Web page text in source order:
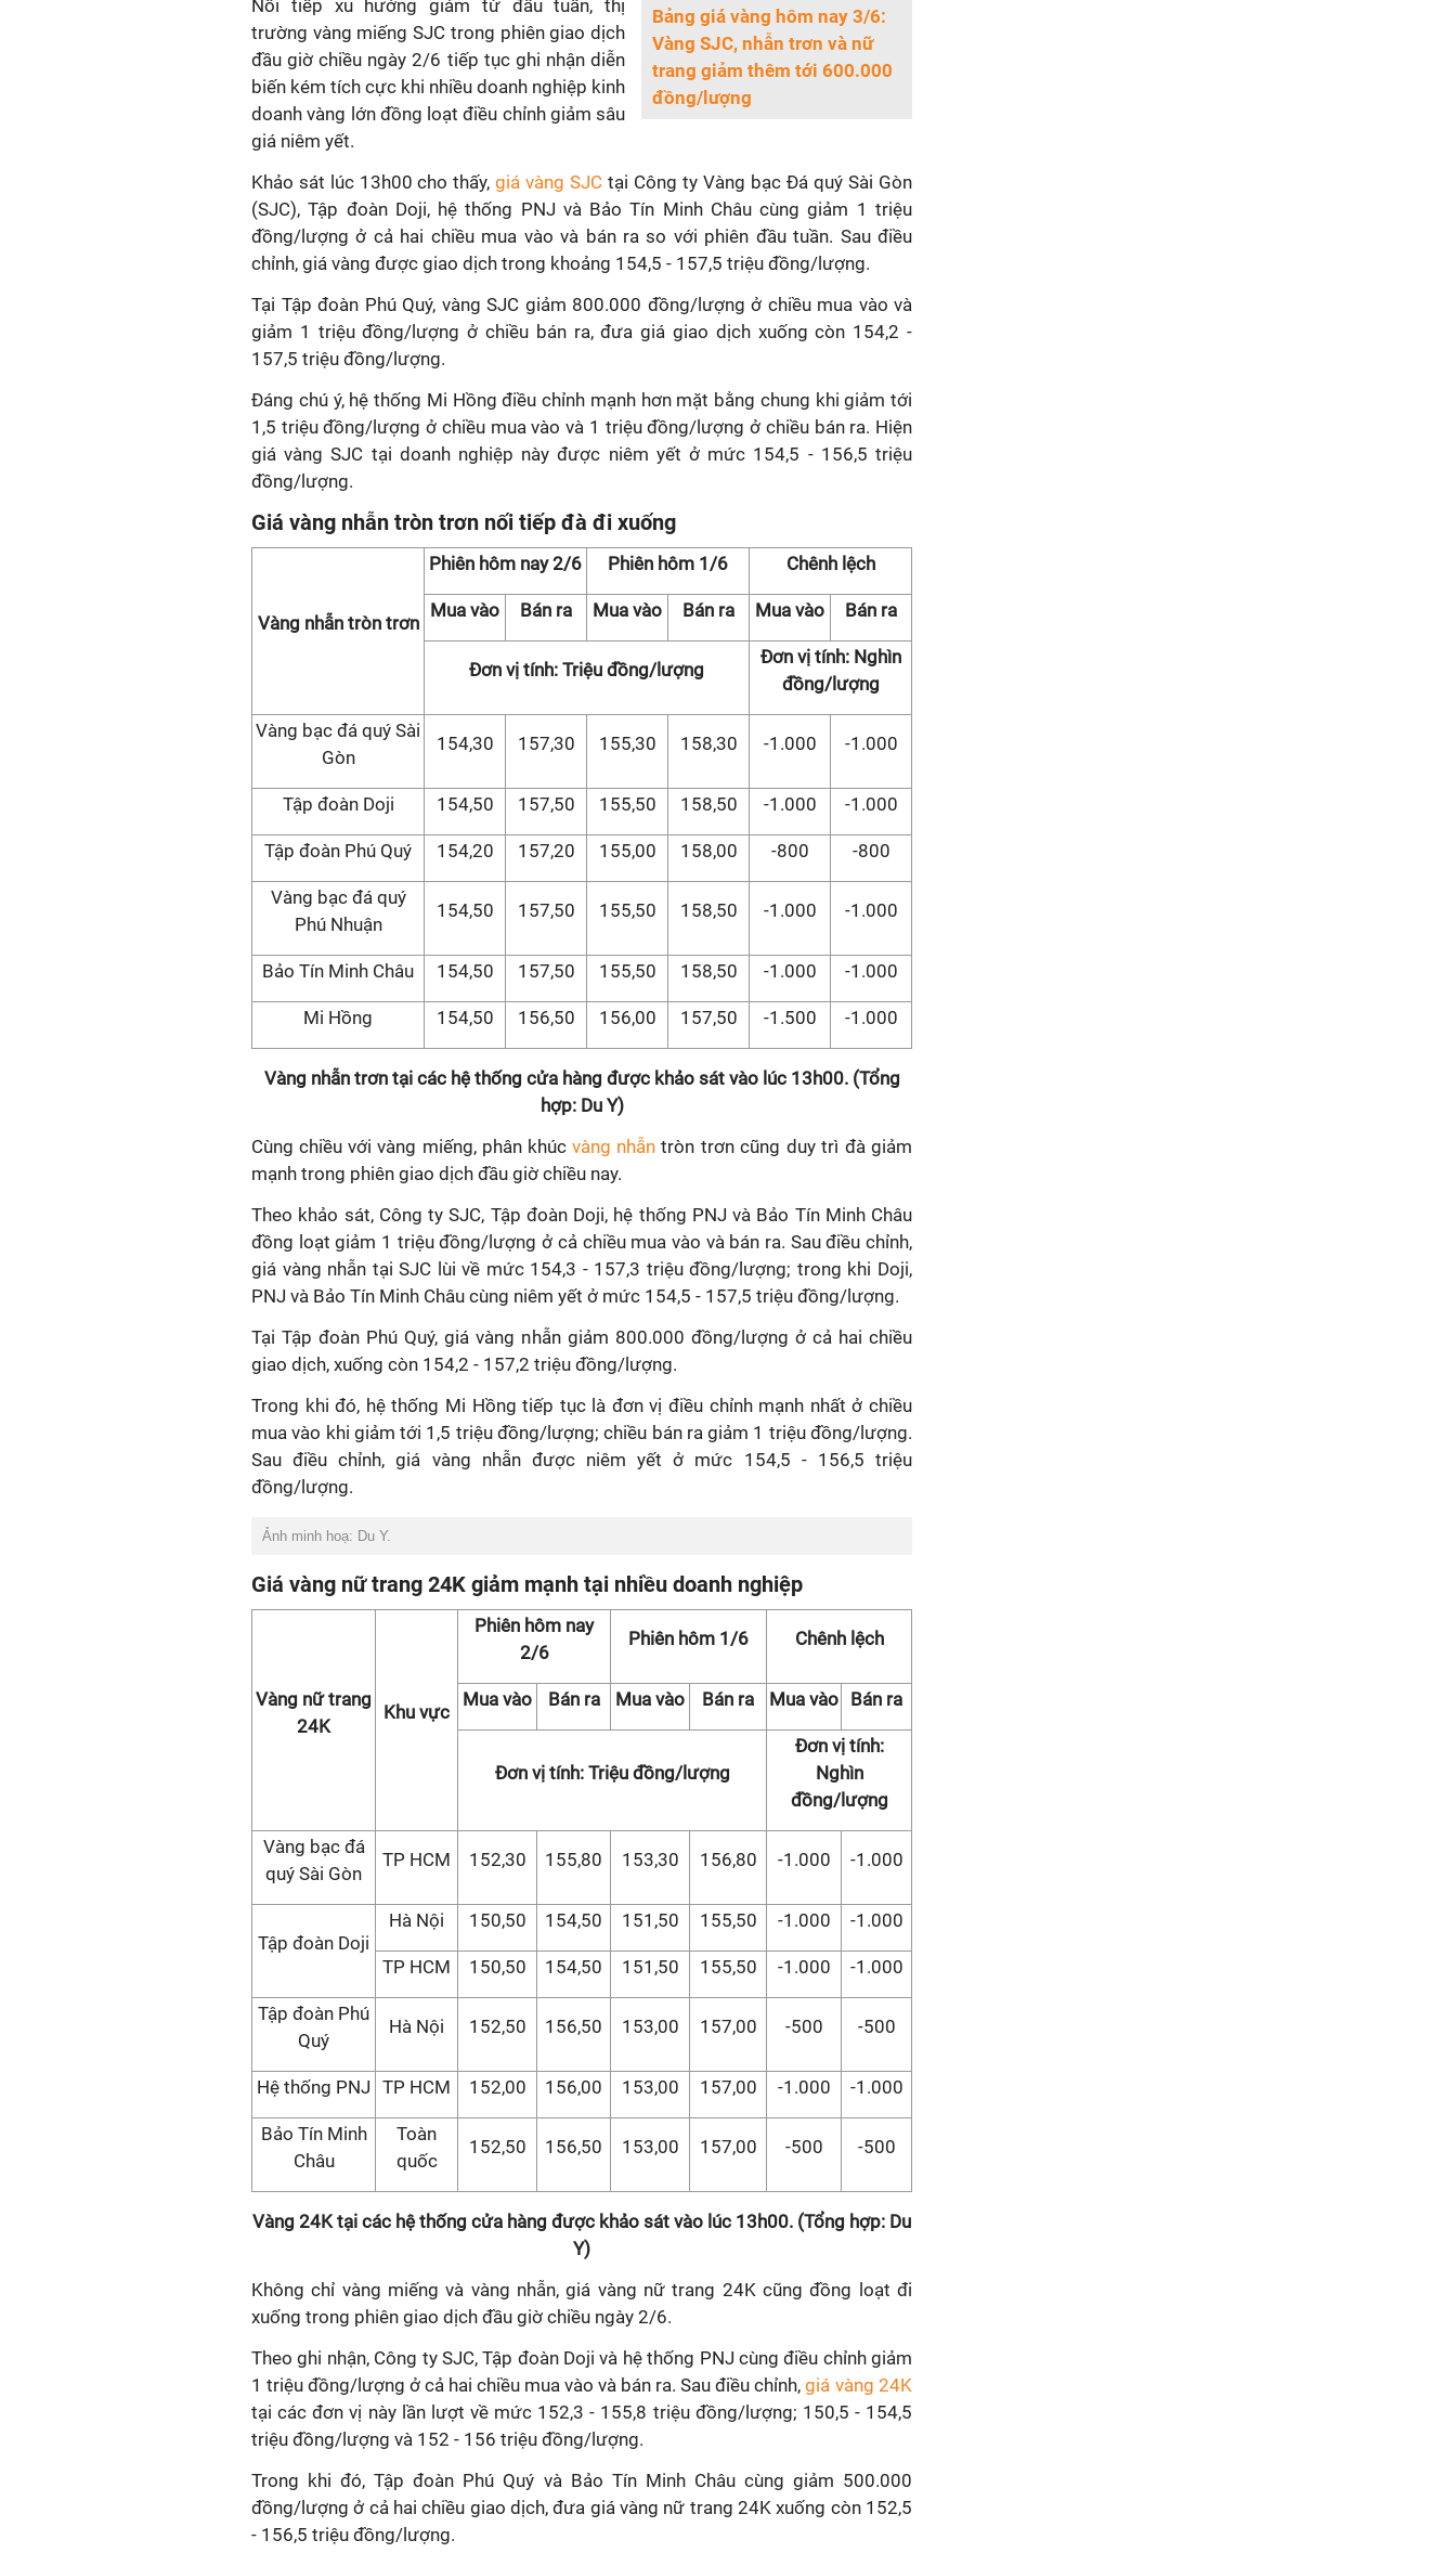
Bảng giá vàng hôm nay 3/6:
Vàng SJC, nhẫn trơn và nữ
trang giảm thêm tới 600.000
đồng/lượng
Nối tiếp xu hướng giảm từ đầu tuần, thị
trường vàng miếng SJC trong phiên giao dịch
đầu giờ chiều ngày 2/6 tiếp tục ghi nhận diễn
biến kém tích cực khi nhiều doanh nghiệp kinh
doanh vàng lớn đồng loạt điều chỉnh giảm sâu
giá niêm yết.
Khảo sát lúc 13h00 cho thấy, giá vàng SJC tại Công ty Vàng bạc Đá quý Sài Gòn
(SJC), Tập đoàn Doji, hệ thống PNJ và Bảo Tín Minh Châu cùng giảm 1 triệu
đồng/lượng ở cả hai chiều mua vào và bán ra so với phiên đầu tuần. Sau điều
chỉnh, giá vàng được giao dịch trong khoảng 154,5 - 157,5 triệu đồng/lượng.
Tại Tập đoàn Phú Quý, vàng SJC giảm 800.000 đồng/lượng ở chiều mua vào và
giảm 1 triệu đồng/lượng ở chiều bán ra, đưa giá giao dịch xuống còn 154,2 -
157,5 triệu đồng/lượng.
Đáng chú ý, hệ thống Mi Hồng điều chỉnh mạnh hơn mặt bằng chung khi giảm tới
1,5 triệu đồng/lượng ở chiều mua vào và 1 triệu đồng/lượng ở chiều bán ra. Hiện
giá vàng SJC tại doanh nghiệp này được niêm yết ở mức 154,5 - 156,5 triệu
đồng/lượng.
Giá vàng nhẫn tròn trơn nối tiếp đà đi xuống
Vàng nhẫn tròn trơn
Phiên hôm nay 2/6 Phiên hôm 1/6 Chênh lệch
Mua vào Bán ra Mua vào Bán ra Mua vào Bán ra
Đơn vị tính: Triệu đồng/lượng
Đơn vị tính: Nghìn
đồng/lượng
Vàng bạc đá quý Sài
Gòn
154,30 157,30 155,30 158,30 -1.000 -1.000
Tập đoàn Doji 154,50 157,50 155,50 158,50 -1.000 -1.000
Tập đoàn Phú Quý 154,20 157,20 155,00 158,00 -800 -800
Vàng bạc đá quý
Phú Nhuận
154,50 157,50 155,50 158,50 -1.000 -1.000
Bảo Tín Minh Châu 154,50 157,50 155,50 158,50 -1.000 -1.000
Mi Hồng 154,50 156,50 156,00 157,50 -1.500 -1.000
Vàng nhẫn trơn tại các hệ thống cửa hàng được khảo sát vào lúc 13h00. (Tổng
hợp: Du Y)
Cùng chiều với vàng miếng, phân khúc vàng nhẫn tròn trơn cũng duy trì đà giảm
mạnh trong phiên giao dịch đầu giờ chiều nay.
Theo khảo sát, Công ty SJC, Tập đoàn Doji, hệ thống PNJ và Bảo Tín Minh Châu
đồng loạt giảm 1 triệu đồng/lượng ở cả chiều mua vào và bán ra. Sau điều chỉnh,
giá vàng nhẫn tại SJC lùi về mức 154,3 - 157,3 triệu đồng/lượng; trong khi Doji,
PNJ và Bảo Tín Minh Châu cùng niêm yết ở mức 154,5 - 157,5 triệu đồng/lượng.
Tại Tập đoàn Phú Quý, giá vàng nhẫn giảm 800.000 đồng/lượng ở cả hai chiều
giao dịch, xuống còn 154,2 - 157,2 triệu đồng/lượng.
Trong khi đó, hệ thống Mi Hồng tiếp tục là đơn vị điều chỉnh mạnh nhất ở chiều
mua vào khi giảm tới 1,5 triệu đồng/lượng; chiều bán ra giảm 1 triệu đồng/lượng.
Sau điều chỉnh, giá vàng nhẫn được niêm yết ở mức 154,5 - 156,5 triệu
đồng/lượng.
Ảnh minh hoạ: Du Y.
Giá vàng nữ trang 24K giảm mạnh tại nhiều doanh nghiệp
Vàng nữ trang
24K
Khu vực
Phiên hôm nay
2/6
Phiên hôm 1/6 Chênh lệch
Mua vào Bán ra Mua vào Bán ra Mua vào Bán ra
Đơn vị tính: Triệu đồng/lượng
Đơn vị tính:
Nghìn
đồng/lượng
Vàng bạc đá
quý Sài Gòn
TP HCM 152,30 155,80 153,30 156,80 -1.000 -1.000
Tập đoàn Doji
Hà Nội 150,50 154,50 151,50 155,50 -1.000 -1.000
TP HCM 150,50 154,50 151,50 155,50 -1.000 -1.000
Tập đoàn Phú
Quý
Hà Nội 152,50 156,50 153,00 157,00 -500 -500
Hệ thống PNJ TP HCM 152,00 156,00 153,00 157,00 -1.000 -1.000
Bảo Tín Minh
Châu
Toàn
quốc
152,50 156,50 153,00 157,00 -500 -500
Vàng 24K tại các hệ thống cửa hàng được khảo sát vào lúc 13h00. (Tổng hợp: Du
Y)
Không chỉ vàng miếng và vàng nhẫn, giá vàng nữ trang 24K cũng đồng loạt đi
xuống trong phiên giao dịch đầu giờ chiều ngày 2/6.
Theo ghi nhận, Công ty SJC, Tập đoàn Doji và hệ thống PNJ cùng điều chỉnh giảm
1 triệu đồng/lượng ở cả hai chiều mua vào và bán ra. Sau điều chỉnh, giá vàng 24K
tại các đơn vị này lần lượt về mức 152,3 - 155,8 triệu đồng/lượng; 150,5 - 154,5
triệu đồng/lượng và 152 - 156 triệu đồng/lượng.
Trong khi đó, Tập đoàn Phú Quý và Bảo Tín Minh Châu cùng giảm 500.000
đồng/lượng ở cả hai chiều giao dịch, đưa giá vàng nữ trang 24K xuống còn 152,5
- 156,5 triệu đồng/lượng.